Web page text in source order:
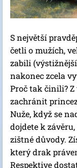
S největší
četli o mužích,
zabili
nakonec zcela
Proč tak činili?
zachránit
Nuže, když se
dojdete k
zištné důvody.
který drak
Respektive